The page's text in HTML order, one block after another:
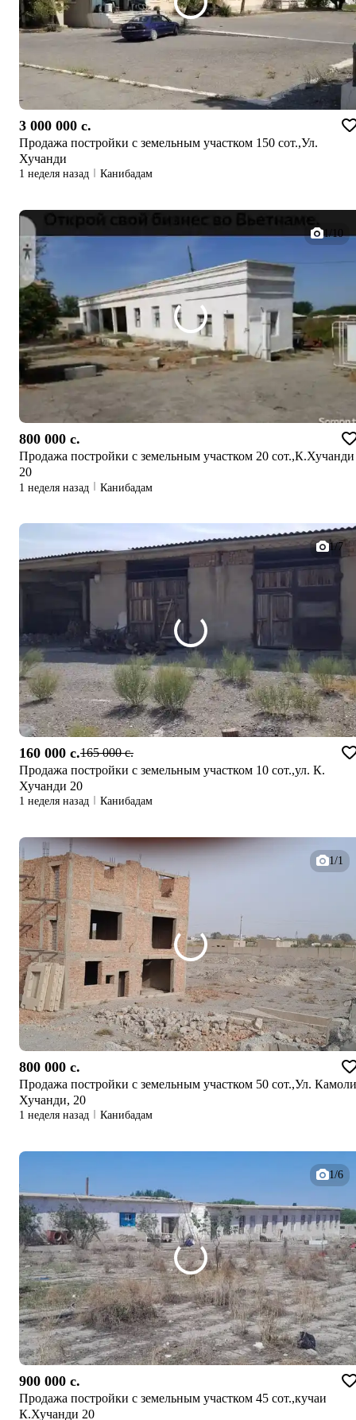
3 000 000 c.
Продажа постройки с земельным участком 150 сот.,Ул.
Хучанди
1 неделя назад Канибадам
1/10
800 000 c.
Продажа постройки с земельным участком 20 сот.,К.Хучанди
20
1 неделя назад Канибадам
1/7
160 000 c.165 000 c.
Продажа постройки с земельным участком 10 сот.,ул. К.
Хучанди 20
1 неделя назад Канибадам
1/1
800 000 c.
Продажа постройки с земельным участком 50 сот.,Ул. Камоли
Хучанди, 20
1 неделя назад Канибадам
1/6
900 000 c.
Продажа постройки с земельным участком 45 сот.,кучаи
К.Хучанди 20